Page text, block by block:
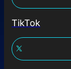
TikTok